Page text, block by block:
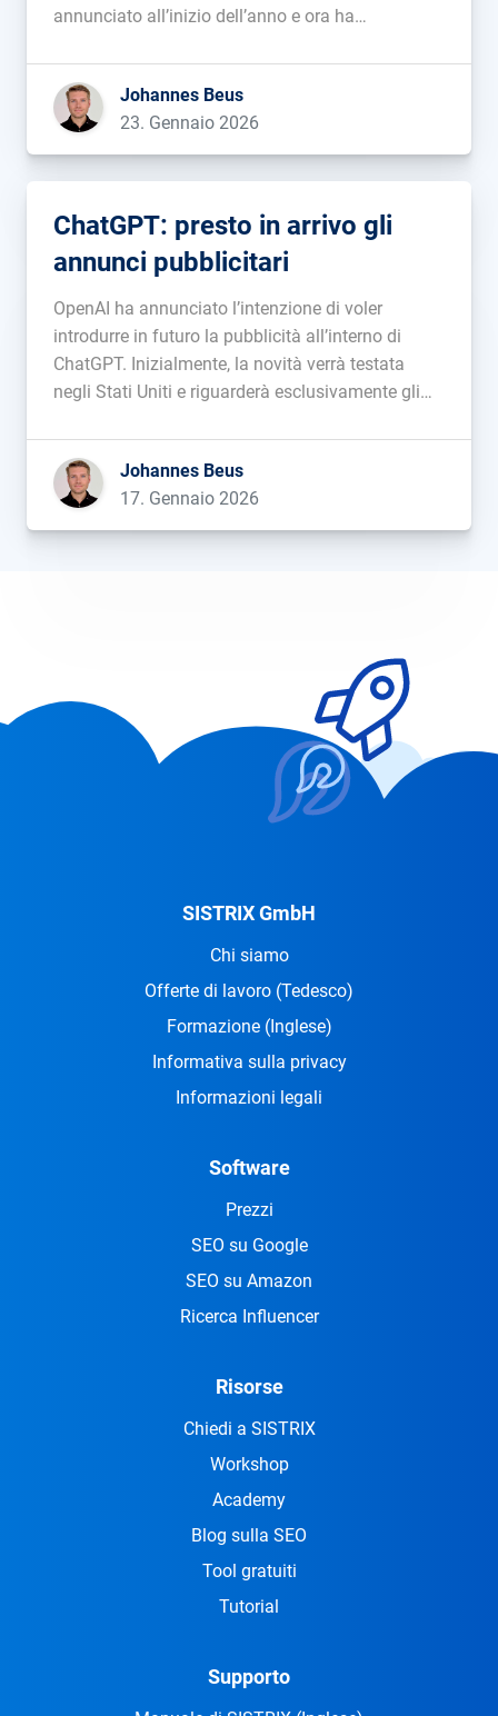
annunciato all’inizio dell’anno e ora ha
CPM (Costo per Mille Impression). Gli
inserzionisti, dunque, non pagheranno per il click
o per la vendita, […]...
Johannes Beus
23. Gennaio 2026
ChatGPT: presto in arrivo gli
annunci pubblicitari
OpenAI ha annunciato l’intenzione di voler
introdurre in futuro la pubblicità all’interno di
ChatGPT. Inizialmente, la novità verrà testata
negli Stati Uniti e riguarderà esclusivamente gli
gratuita o con il piano economico “Go”. Gli
annunci verranno visualizzati al termine della
risposta organica; saranno chiaramente […]...
Johannes Beus
17. Gennaio 2026
SISTRIX GmbH
Chi siamo
Offerte di lavoro (Tedesco)
Formazione (Inglese)
Informativa sulla privacy
Informazioni legali
Software
Prezzi
SEO su Google
SEO su Amazon
Ricerca Influencer
Risorse
Chiedi a SISTRIX
Workshop
Academy
Blog sulla SEO
Tool gratuiti
Tutorial
Supporto